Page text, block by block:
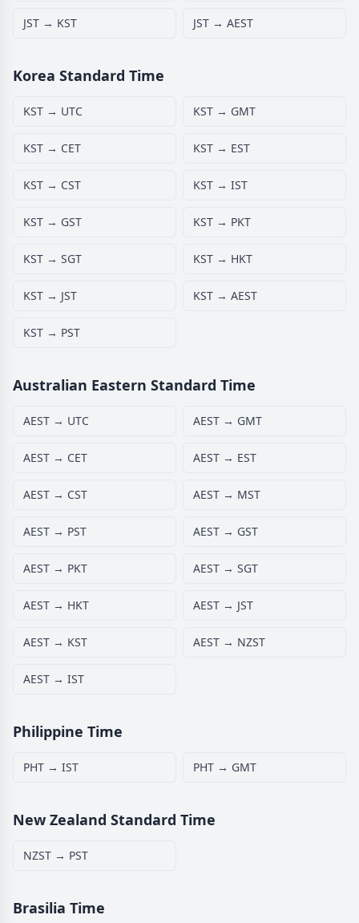
JST → KST JST → AEST
Korea Standard Time
KST → UTC KST → GMT
KST → CET KST → EST
KST → CST KST → IST
KST → GST KST → PKT
KST → SGT KST → HKT
KST → JST KST → AEST
KST → PST
Australian Eastern Standard Time
AEST → UTC AEST → GMT
AEST → CET AEST → EST
AEST → CST AEST → MST
AEST → PST AEST → GST
AEST → PKT AEST → SGT
AEST → HKT AEST → JST
AEST → KST AEST → NZST
AEST → IST
Philippine Time
PHT → IST PHT → GMT
New Zealand Standard Time
NZST → PST
Brasilia Time